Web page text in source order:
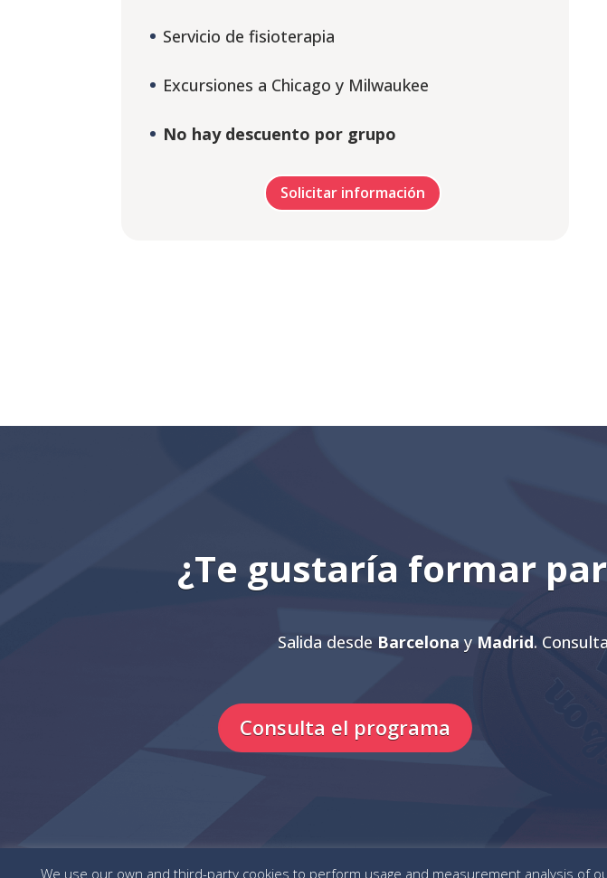
Servicio de fisioterapia
Excursiones a Chicago y Milwaukee
No hay descuento por grupo
Solicitar información
¿Te gustaría formar
Salida desde Barcelona y Madrid.
Consulta el programa
We use our own and third-party cookies to perform usage and measurement analysis of